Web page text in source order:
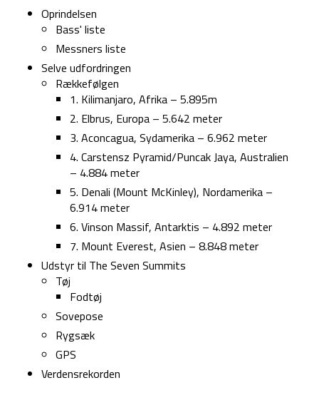
Oprindelsen
Bass' liste
Messners liste
Selve udfordringen
Rækkefølgen
1. Kilimanjaro, Afrika – 5.895m
2. Elbrus, Europa – 5.642 meter
3. Aconcagua, Sydamerika – 6.962 meter
4. Carstensz Pyramid/Puncak Jaya, Australien
– 4.884 meter
5. Denali (Mount McKinley), Nordamerika –
6.914 meter
6. Vinson Massif, Antarktis – 4.892 meter
7. Mount Everest, Asien – 8.848 meter
Udstyr til The Seven Summits
Tøj
Fodtøj
Sovepose
Rygsæk
GPS
Verdensrekorden